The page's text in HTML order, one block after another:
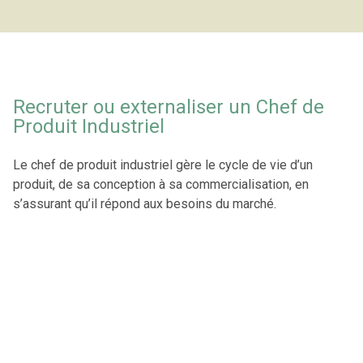
Recruter ou externaliser un Chef de
Produit Industriel
Le chef de produit industriel gère le cycle de vie d’un
produit, de sa conception à sa commercialisation, en
s’assurant qu’il répond aux besoins du marché.